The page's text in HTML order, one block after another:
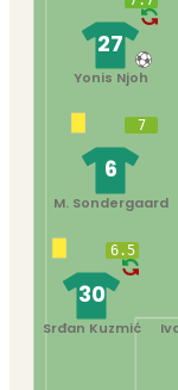
6.5
30
Srđan Kuzmić
7
6
M. Sondergaard
27
Yonis Njoh